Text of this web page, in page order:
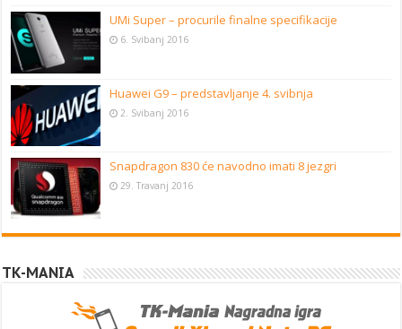
UMi Super – procurile finalne specifikacije
6. Svibanj 2016
Huawei G9 – predstavljanje 4. svibnja
2. Svibanj 2016
Snapdragon 830 će navodno imati 8 jezgri
29. Travanj 2016
TK-MANIA